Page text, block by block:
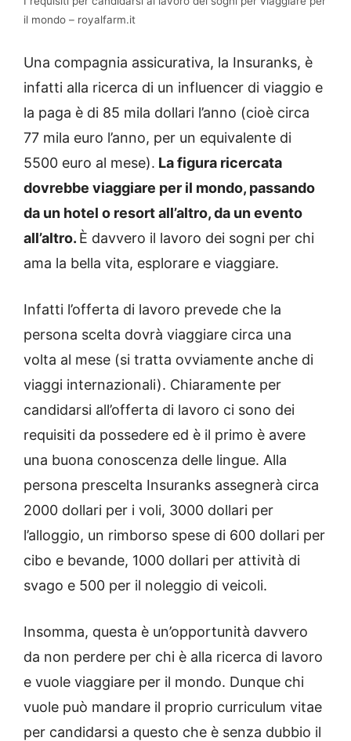
il mondo – royalfarm.it
Una compagnia assicurativa, la Insuranks, è
infatti alla ricerca di un influencer di viaggio e
la paga è di 85 mila dollari l’anno (cioè circa
77 mila euro l’anno, per un equivalente di
5500 euro al mese). La figura ricercata
dovrebbe viaggiare per il mondo, passando
da un hotel o resort all’altro, da un evento
all’altro. È davvero il lavoro dei sogni per chi
ama la bella vita, esplorare e viaggiare.
Infatti l’offerta di lavoro prevede che la
persona scelta dovrà viaggiare circa una
volta al mese (si tratta ovviamente anche di
viaggi internazionali). Chiaramente per
candidarsi all’offerta di lavoro ci sono dei
requisiti da possedere ed è il primo è avere
una buona conoscenza delle lingue. Alla
persona prescelta Insuranks assegnerà circa
2000 dollari per i voli, 3000 dollari per
l’alloggio, un rimborso spese di 600 dollari per
cibo e bevande, 1000 dollari per attività di
svago e 500 per il noleggio di veicoli.
Insomma, questa è un’opportunità davvero
da non perdere per chi è alla ricerca di lavoro
e vuole viaggiare per il mondo. Dunque chi
vuole può mandare il proprio curriculum vitae
per candidarsi a questo che è senza dubbio il